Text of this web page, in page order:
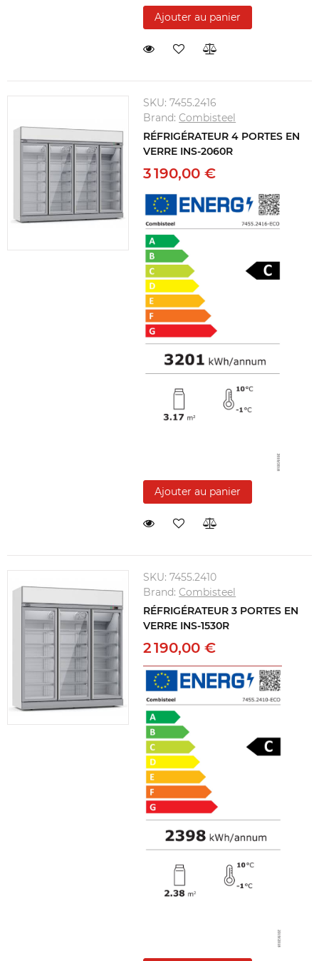
Ajouter au panier
SKU:7455.2416
Brand:Combisteel
RÉFRIGÉRATEUR 4 PORTES EN
VERRE INS-2060R
3 190,00 €
Ajouter au panier
SKU:7455.2410
Brand:Combisteel
RÉFRIGÉRATEUR 3 PORTES EN
VERRE INS-1530R
2 190,00 €